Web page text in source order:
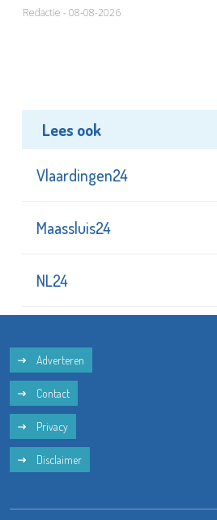
Redactie - 08-08-2026
Lees ook
Vlaardingen24
Maassluis24
NL24
Adverteren
Contact
Privacy
Disclaimer